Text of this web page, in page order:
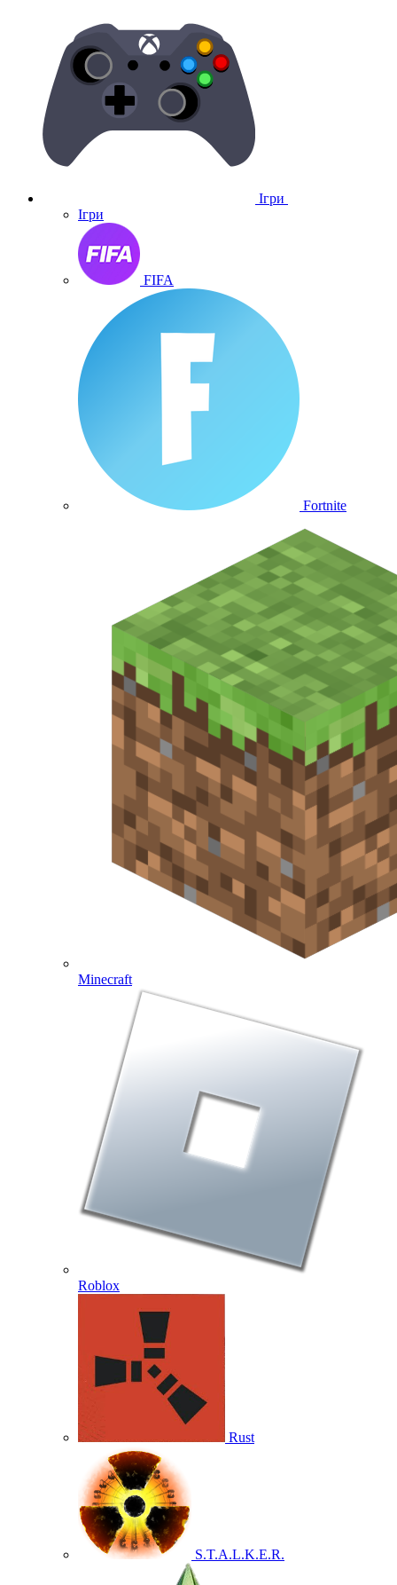
Ігри
Ігри
FIFA
Fortnite
Minecraft
Roblox
Rust
S.T.A.L.K.E.R.